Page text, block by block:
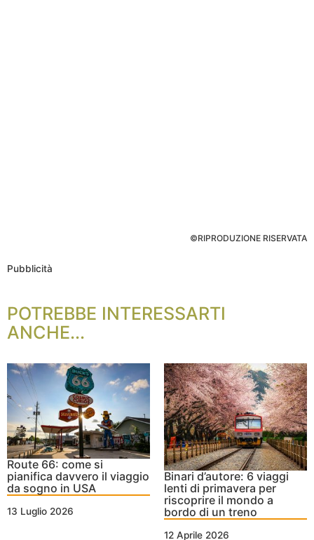
©RIPRODUZIONE RISERVATA
Pubblicità
POTREBBE INTERESSARTI
ANCHE...
Route 66: come si
pianifica davvero il viaggio
da sogno in USA
13 Luglio 2026
Binari d’autore: 6 viaggi
lenti di primavera per
riscoprire il mondo a
bordo di un treno
12 Aprile 2026